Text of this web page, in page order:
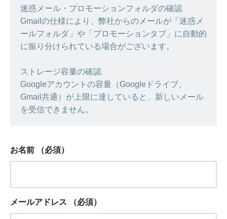
迷惑メール・プロモーションフォルダの確認
Gmailの仕様により、弊社からのメールが「迷惑メ
ールフォルダ」や「プロモーションタブ」に自動的
に振り分けられている場合がございます。
ストレージ容量の確認
Googleアカウントの容量（Googleドライブ、
Gmail共通）が上限に達していると、新しいメール
を受信できません。
お名前 （必須）
メールアドレス （必須）